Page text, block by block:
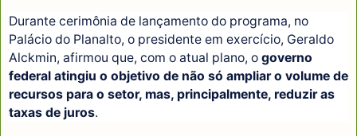
Durante cerimônia de lançamento do programa, no
Palácio do Planalto, o presidente em exercício, Geraldo
Alckmin, afirmou que, com o atual plano, o governo
federal atingiu o objetivo de não só ampliar o volume de
recursos para o setor, mas, principalmente, reduzir as
taxas de juros.